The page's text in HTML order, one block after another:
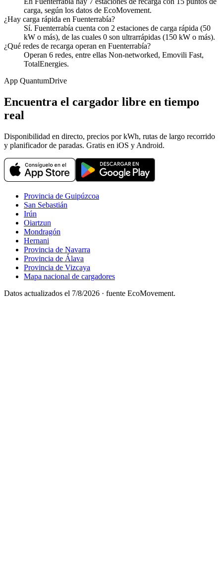
carga, según los datos de EcoMovement.
¿Hay carga rápida en Fuenterrabía?
Sí. Fuenterrabía cuenta con 2 estaciones de carga rápida (50
kW o más), de las cuales 0 son ultrarrápidas (150 kW o más).
¿Qué redes de recarga operan en Fuenterrabía?
Operan 6 redes, entre ellas Non-networked, Emovili Fast,
TotalEnergies.
App QuantumDrive
Encuentra el cargador libre en tiempo
real
Disponibilidad en directo, precios por kWh, rutas de largo recorrido
y planificador de paradas. Gratis en iOS y Android.
Provincia de Guipúzcoa
San Sebastián
Irún
Oiartzun
Mondragón
Hernani
Provincia de Navarra
Provincia de Álava
Provincia de Vizcaya
Mapa nacional de cargadores
Datos actualizados el 7/8/2026 · fuente EcoMovement.